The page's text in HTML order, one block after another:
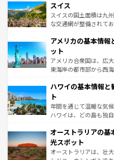
を参照してほしい。
は、お酒好きな人にはぜひ体験
ドイツ情報はコンテン
リアごとに異なる魅力
ティー、ビール好きに
戦など、本場だからこ
ンツ一覧を参照してほ
スイス
スイスの国土面積は九
な交通網が整備されて
の建物がそのまま残る
博物館もあり、アルプ
ことができる。国民の
者向けの交通パス提供
着のスイス情報はコン
アメリカの基本情報
ット
アメリカ合衆国は、広
東海岸の都市部から西
のような巨大都市は、
ンメントが詰まった刺
西部には大自然が広が
ストーン国立公園とい
文化が魅力。旅行者は
しみながら、その多様
るだろう。車でのロー
ならではの贅沢な旅のスタイルだ。
ハワイの基本情報と
ト
年間を通じて温暖な気
ハワイは、どの島も独
ワイ島は見逃せない。
島だが、静かな自然を
おすすめ。エメラルド
文化や歴史が息づいて
オーストラリアの基
光スポット
オーストラリアは、壮